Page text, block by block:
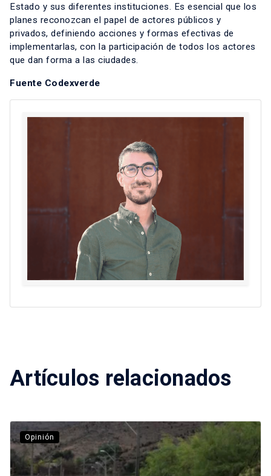
Estado y sus diferentes instituciones. Es esencial que los
planes reconozcan el papel de actores públicos y
privados, definiendo acciones y formas efectivas de
implementarlas, con la participación de todos los actores
que dan forma a las ciudades.
Fuente Codexverde
Artículos relacionados
Opinión